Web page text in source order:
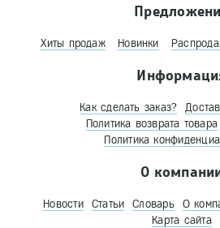
Хиты продаж Новинки
Как сделать заказ?
Политика возврата товара
Политика
О
Новости Статьи Словарь О
Карта сайта